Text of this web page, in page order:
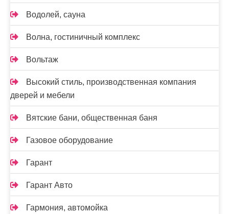
Водолей, сауна
Волна, гостиничный комплекс
Вольтаж
Высокий стиль, производственная компания
дверей и мебели
Вятские бани, общественная баня
Газовое оборудование
Гарант
Гарант Авто
Гармония, автомойка